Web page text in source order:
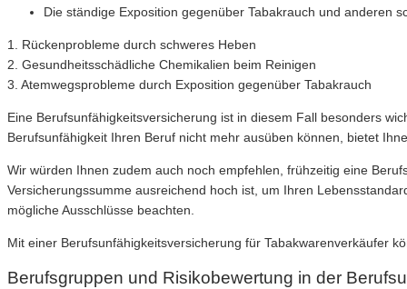
Die ständige Exposition gegenüber Tabakrauch und anderen
1. Rückenprobleme durch schweres Heben
2. Gesundheitsschädliche Chemikalien beim Reinigen
3. Atemwegsprobleme durch Exposition gegenüber Tabakrauch
Eine Berufsunfähigkeitsversicherung ist in diesem Fall besonders
Berufsunfähigkeit Ihren Beruf nicht mehr ausüben können, bietet
Wir würden Ihnen zudem auch noch empfehlen, frühzeitig eine
Versicherungssumme ausreichend hoch ist, um Ihren
mögliche Ausschlüsse beachten.
Mit einer Berufsunfähigkeitsversicherung für Tabakwarenverkäufer
Berufsgruppen und Risikobewertung in der